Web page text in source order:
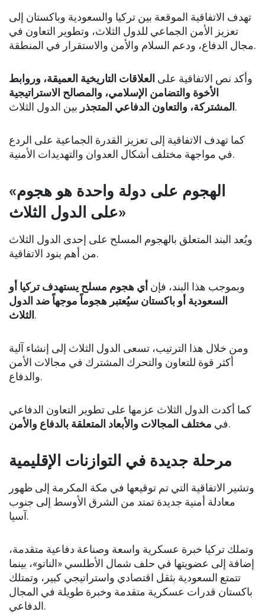
تهدف الاتفاقية الموقعة بين تركيا والسعودية وباكستان إلى
تعزيز الأمن الجماعي للدول الثلاث، وتطوير التعاون في
مجال الدفاع، ودعم السلام والأمن والاستقرار في المنطقة.
وأكد نص الاتفاقية على العلاقات التاريخية العميقة، وروابط
الأخوة والتضامن الإسلامي، والمصالح الاستراتيجية
المشتركة، والتعاون الدفاعي المتجذر بين الدول الثلاث.
كما تهدف الاتفاقية إلى تعزيز القدرة الجماعية على الردع
في مواجهة مختلف أشكال العدوان والتهديدات الأمنية.
«الهجوم على دولة واحدة هو هجوم
على الدول الثلاث»
ويُعد البند المتعلق بالهجوم المسلح على إحدى الدول الثلاث
من أهم بنود الاتفاقية.
وبموجب هذا البند، فإن أي هجوم مسلح يستهدف تركيا أو
السعودية أو باكستان سيُعتبر هجوماً موجهاً ضد الدول
الثلاث .
ومن خلال هذا الترتيب، تسعى الدول الثلاث إلى إنشاء آلية
أكثر قوة للتعاون والتحرك المشترك في مجالات الأمن
والدفاع.
كما أكدت الدول الثلاث عزمها على تطوير التعاون الدفاعي
في مختلف المجالات والأبعاد المتعلقة بالدفاع والأمن .
مرحلة جديدة في التوازنات الإقليمية
وتشير الاتفاقية التي تم توقيعها في مكة المكرمة إلى ظهور
معادلة أمنية جديدة تمتد من الشرق الأوسط إلى جنوب
آسيا.
وتملك تركيا خبرة عسكرية واسعة وصناعة دفاعية متقدمة،
إضافة إلى عضويتها في حلف شمال الأطلسي «الناتو»، بينما
تتمتع السعودية بثقل اقتصادي واستراتيجي كبير، وتمتلك
باكستان قدرات عسكرية متقدمة وخبرة طويلة في المجال
الدفاعي.